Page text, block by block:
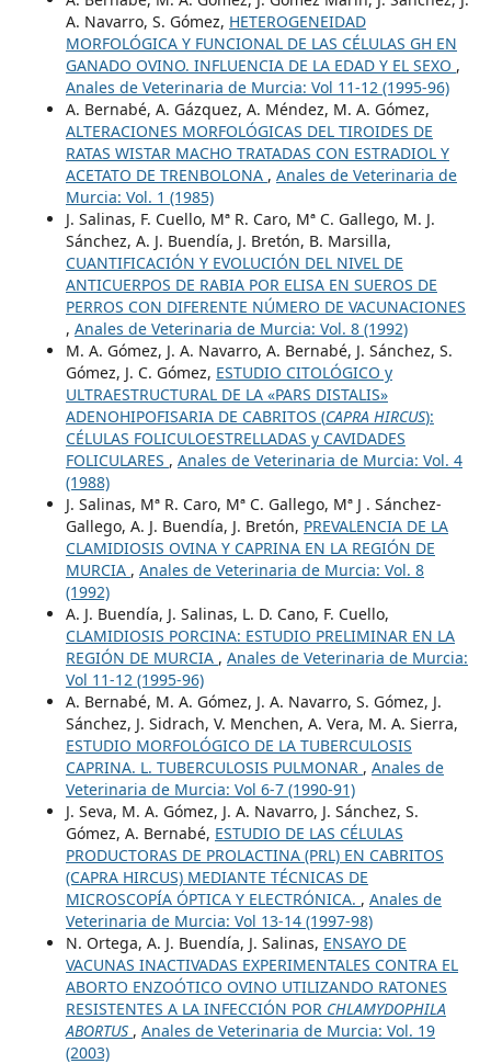
A. Navarro, S. Gómez, HETEROGENEIDAD
MORFOLÓGICA Y FUNCIONAL DE LAS CÉLULAS GH EN
GANADO OVINO. INFLUENCIA DE LA EDAD Y EL SEXO ,
Anales de Veterinaria de Murcia: Vol 11-12 (1995-96)
A. Bernabé, A. Gázquez, A. Méndez, M. A. Gómez,
ALTERACIONES MORFOLÓGICAS DEL TIROIDES DE
RATAS WISTAR MACHO TRATADAS CON ESTRADIOL Y
ACETATO DE TRENBOLONA , Anales de Veterinaria de
Murcia: Vol. 1 (1985)
J. Salinas, F. Cuello, Mª R. Caro, Mª C. Gallego, M. J.
Sánchez, A. J. Buendía, J. Bretón, B. Marsilla,
CUANTIFICACIÓN Y EVOLUCIÓN DEL NIVEL DE
ANTICUERPOS DE RABIA POR ELISA EN SUEROS DE
PERROS CON DIFERENTE NÚMERO DE VACUNACIONES
, Anales de Veterinaria de Murcia: Vol. 8 (1992)
M. A. Gómez, J. A. Navarro, A. Bernabé, J. Sánchez, S.
Gómez, J. C. Gómez, ESTUDIO CITOLÓGICO y
ULTRAESTRUCTURAL DE LA «PARS DISTALIS»
ADENOHIPOFISARIA DE CABRITOS (CAPRA HIRCUS):
CÉLULAS FOLICULOESTRELLADAS y CAVIDADES
FOLICULARES , Anales de Veterinaria de Murcia: Vol. 4
(1988)
J. Salinas, Mª R. Caro, Mª C. Gallego, Mª J . Sánchez-
Gallego, A. J. Buendía, J. Bretón, PREVALENCIA DE LA
CLAMIDIOSIS OVINA Y CAPRINA EN LA REGIÓN DE
MURCIA , Anales de Veterinaria de Murcia: Vol. 8
(1992)
A. J. Buendía, J. Salinas, L. D. Cano, F. Cuello,
CLAMIDIOSIS PORCINA: ESTUDIO PRELIMINAR EN LA
REGIÓN DE MURCIA , Anales de Veterinaria de Murcia:
Vol 11-12 (1995-96)
A. Bernabé, M. A. Gómez, J. A. Navarro, S. Gómez, J.
Sánchez, J. Sidrach, V. Menchen, A. Vera, M. A. Sierra,
ESTUDIO MORFOLÓGICO DE LA TUBERCULOSIS
CAPRINA. L. TUBERCULOSIS PULMONAR , Anales de
Veterinaria de Murcia: Vol 6-7 (1990-91)
J. Seva, M. A. Gómez, J. A. Navarro, J. Sánchez, S.
Gómez, A. Bernabé, ESTUDIO DE LAS CÉLULAS
PRODUCTORAS DE PROLACTINA (PRL) EN CABRITOS
(CAPRA HIRCUS) MEDIANTE TÉCNICAS DE
MICROSCOPÍA ÓPTICA Y ELECTRÓNICA. , Anales de
Veterinaria de Murcia: Vol 13-14 (1997-98)
N. Ortega, A. J. Buendía, J. Salinas, ENSAYO DE
VACUNAS INACTIVADAS EXPERIMENTALES CONTRA EL
ABORTO ENZOÓTICO OVINO UTILIZANDO RATONES
RESISTENTES A LA INFECCIÓN POR CHLAMYDOPHILA
ABORTUS , Anales de Veterinaria de Murcia: Vol. 19
(2003)